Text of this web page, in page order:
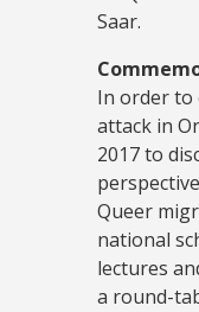
Saar.
In order to
attack in
2017 to
Queer
national
lectures
a round-